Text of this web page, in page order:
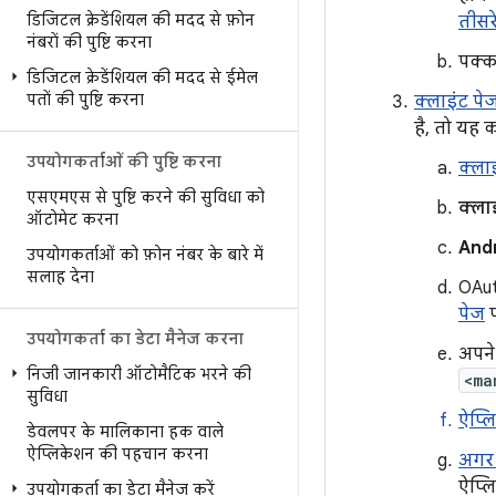
डिजिटल क्रेडेंशियल की मदद से फ़ोन
नंबरों की पुष्टि करना
डिजिटल क्रेडेंशियल की मदद से ईमेल
पतों की पुष्टि करना
उपयोगकर्ताओं की पुष्टि करना
एसएमएस से पुष्टि करने की सुविधा को
ऑटोमेट करना
उपयोगकर्ताओं को फ़ोन नंबर के बारे में
सलाह देना
उपयोगकर्ता का डेटा मैनेज करना
निजी जानकारी ऑटोमैटिक भरने की
सुविधा
डेवलपर के मालिकाना हक वाले
ऐप्लिकेशन की पहचान करना
उपयोगकर्ता का डेटा मैनेज करें
क्लाइंट
है, तो यह
पेज
अपने
अगर